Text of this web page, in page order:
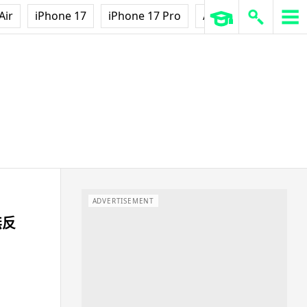
iPhone 17 iPhone 17 Pro AirPods Pro 3
ADVERTISEMENT